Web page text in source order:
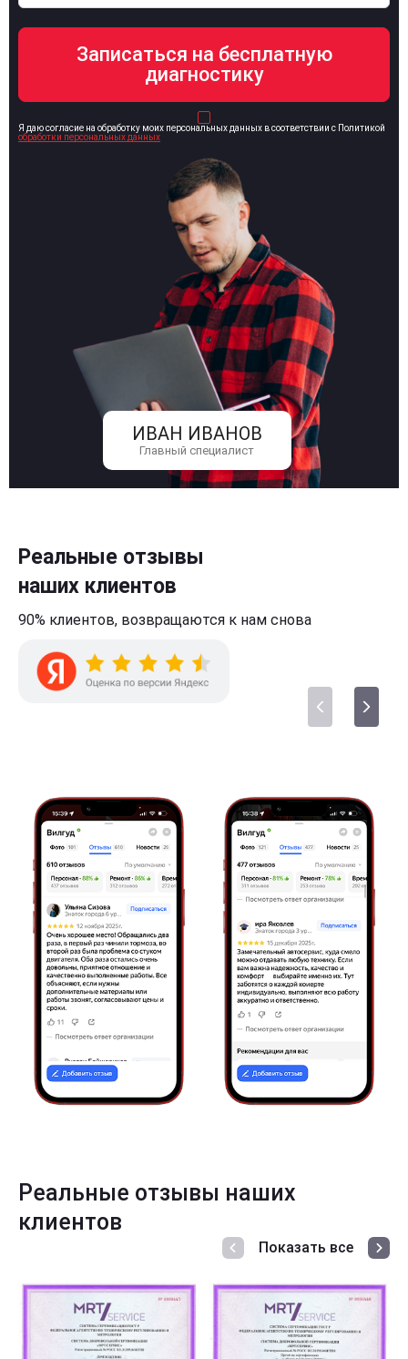
ИВАН ИВАНОВ
Главный специалист
Я даю согласие на обработку моих персональных данных в соответствии с Политикой
обработки персональных данных
Реальные отзывы
наших клиентов
90% клиентов, возвращаются к нам снова
Реальные отзывы наших
клиентов
Показать все